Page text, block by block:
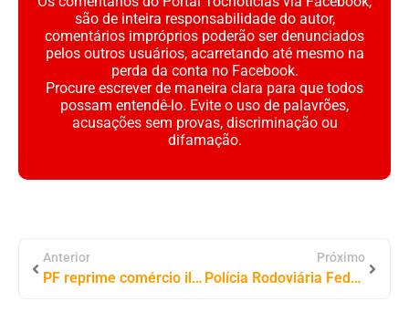
são de inteira responsabilidade do autor,
comentários impróprios poderão ser denunciados
pelos outros usuários, acarretando até mesmo na
perda da conta no Facebook.
Procure escrever de maneira clara para que todos
possam entendê-lo. Evite o uso de palavrões,
acusações sem provas, discriminação ou
difamação.
Anterior
PF reprime comércio ilegal e contrabando de cigarros eletrônicos no Tocantins
Próximo
Polícia Rodoviária Federal Prende Dois Homens por Inadimplemento de Pensão Alimentícia em Operações no Tocantins